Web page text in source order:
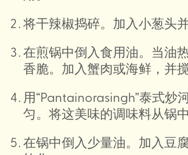
将干辣椒捣碎。加入小葱头并
在煎锅中倒入食用油。当油
香脆。加入蟹肉或海鲜，并搅
用“Pantainorasingh”泰式炒
匀。将这美味的调味料从锅
在锅中倒入少量油。加入豆